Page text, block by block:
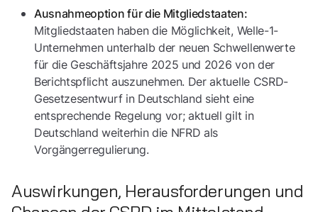
Ausnahmeoption für die Mitgliedstaaten:
Mitgliedstaaten haben die Möglichkeit, Welle-1-
Unternehmen unterhalb der neuen Schwellenwerte
für die Geschäftsjahre 2025 und 2026 von der
Berichtspflicht auszunehmen. Der aktuelle CSRD-
Gesetzesentwurf in Deutschland sieht eine
entsprechende Regelung vor; aktuell gilt in
Deutschland weiterhin die NFRD als
Vorgängerregulierung.
Auswirkungen, Herausforderungen und